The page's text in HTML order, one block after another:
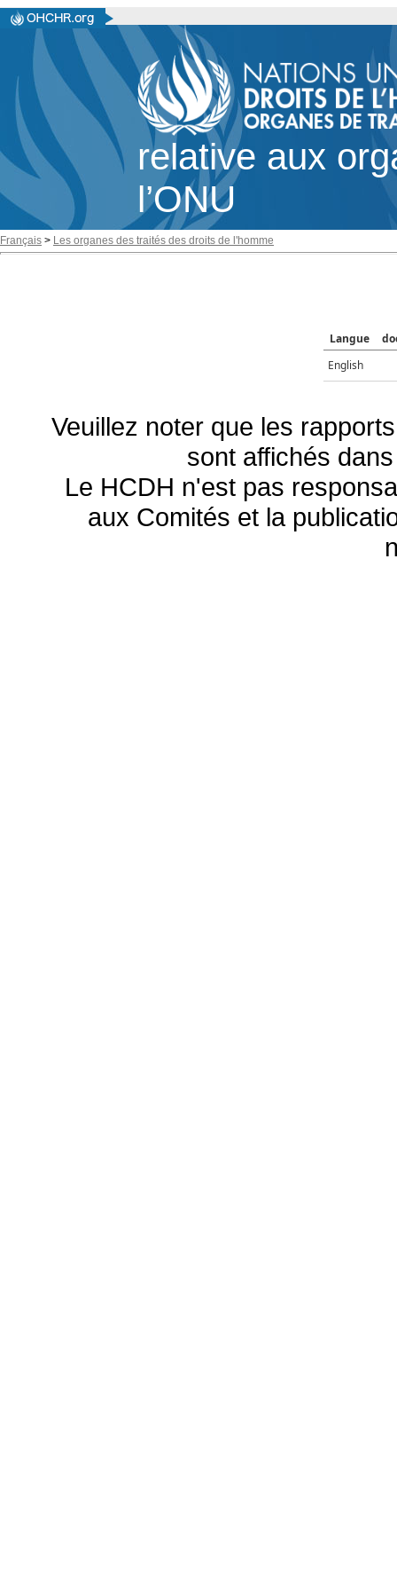
relative aux
l’ONU
Français > Les organes des traités des droits de l'homme
Langue
English
Veuillez noter que les
sont affichés
Le HCDH n'est pas
aux Comités et la